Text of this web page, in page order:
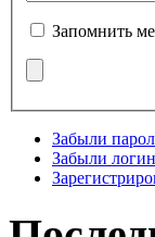
Запомнить
Забыли
Забыли